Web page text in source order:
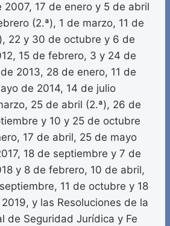
2007, 17 de enero y 5 de abril
(2.ª), 1 de marzo, 11 de
22 y 30 de octubre y 6 de
15 de febrero, 3 y 24 de
2013, 28 de enero, 11 de
de 2014, 14 de julio
25 de abril (2.ª), 26 de
y 10 y 25 de octubre
17 de abril, 25 de mayo
18 de septiembre y 7 de
y 8 de febrero, 10 de abril,
11 de octubre y 18
y las Resoluciones de la
de Seguridad Jurídica y Fe